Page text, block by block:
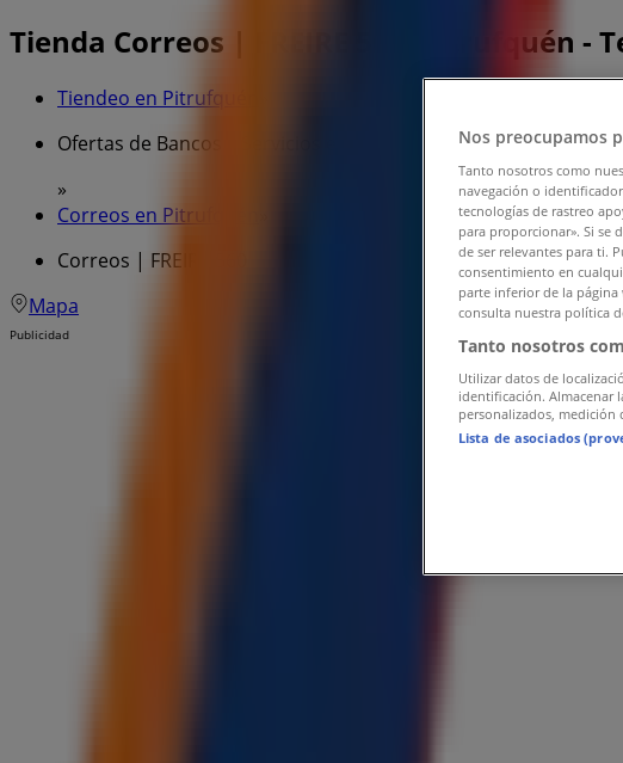
Tienda Correos | FREIRE 560, Pitrufquén -
Tiendeo en Pitrufquén
Ofertas de Bancos y Servicios en Pitrufquén
»
Correos en Pitrufquén
Correos | FREIRE 560
Mapa
Publicidad
Nos preocupamos
Tanto nosotros como
navegación o
tecnologías de rastreo
para proporcionar». Si se
de ser relevantes para ti.
consentimiento en
parte inferior de la página
consulta nuestra política
Tanto nosotros
Utilizar datos de
identificación. Almacenar
personalizados,
Lista de asociados